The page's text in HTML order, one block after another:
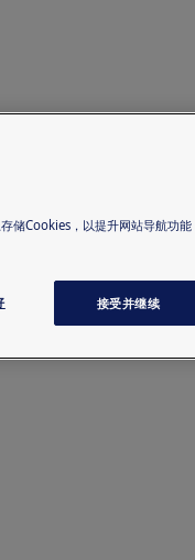
储Cookies，以提升网站导航功
接受并继续